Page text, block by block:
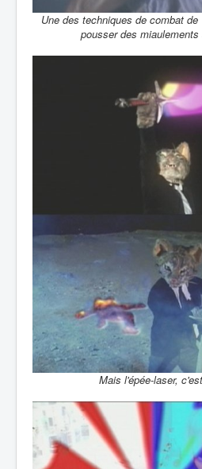
Une des techniques de combat
pousser des
Mais l'épée-laser,